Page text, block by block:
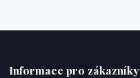
Informace pro zákazníky